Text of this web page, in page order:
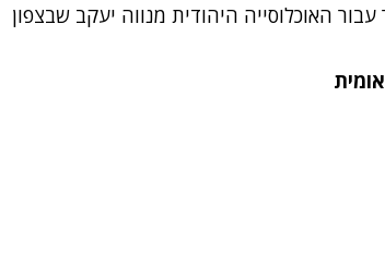
האוכלוסייה היהודית מנווה יעקב שבצפון